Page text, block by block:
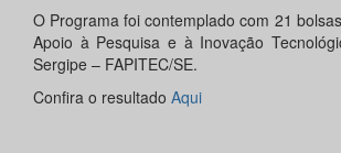
O Programa foi contemplado com 21
Apoio à Pesquisa e à Inovação
Sergipe – FAPITEC/SE.
Confira o resultado Aqui